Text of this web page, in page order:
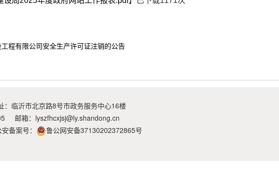
程有限公司安全生产许可证注销的公告
：临沂市北京路8号市政务服务中心16楼
邮箱： lyszfhcxjsj@ly.shandong.cn
安备案号：
鲁公网安备37130202372865号